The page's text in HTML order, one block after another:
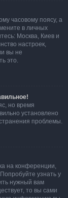
часовому поясу, а
в личных
Москва, Киев и
настроек,
вы не
это.
но время
установлено
проблемы.
на конференции,
узнать у
нужный вам
то вы сами